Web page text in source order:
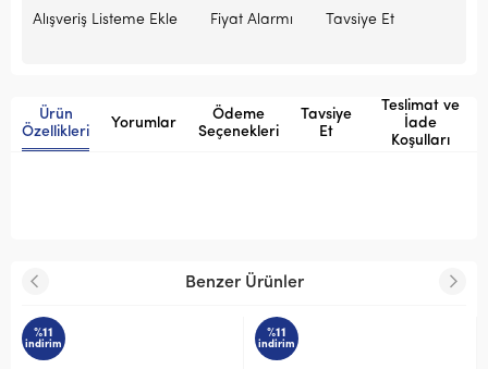
Alışveriş Listeme Ekle Fiyat Alarmı Tavsiye Et
Ürün
Özellikleri
Yorumlar
Ödeme
Seçenekleri
Tavsiye
Et
Teslimat ve
İade
Koşulları
Benzer Ürünler